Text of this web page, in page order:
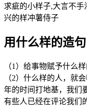
求疵的小样子,大言不
兴的样冲薯侍子
用什么样的造句
（1）给事物赋予什么
（2）什么样的人，就
年的时间打地基，我们
有些人已经在评论我们